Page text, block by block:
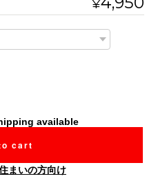
¥
available
cart
まいの方向け